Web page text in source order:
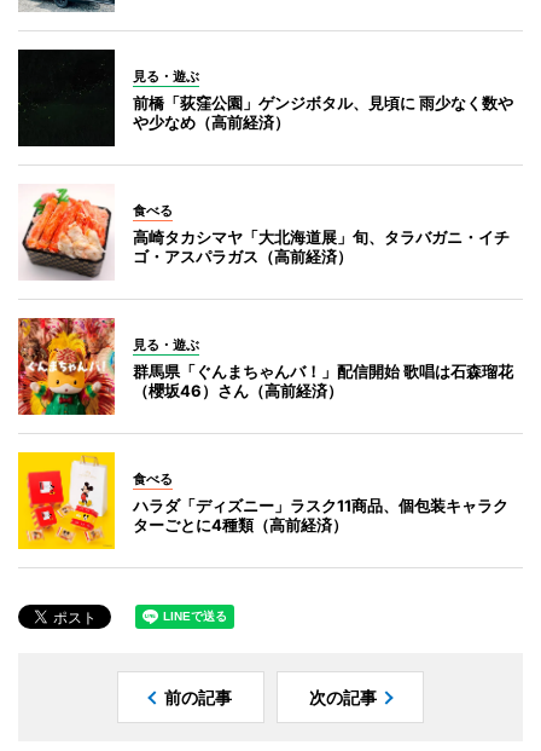
見る・遊ぶ
前橋「荻窪公園」ゲンジボタル、見頃に 雨少なく数や
や少なめ（高前経済）
食べる
高崎タカシマヤ「大北海道展」旬、タラバガニ・イチ
ゴ・アスパラガス（高前経済）
見る・遊ぶ
群馬県「ぐんまちゃんバ！」配信開始 歌唱は石森瑠花
（櫻坂46）さん（高前経済）
食べる
ハラダ「ディズニー」ラスク11商品、個包装キャラク
ターごとに4種類（高前経済）
前の記事 次の記事